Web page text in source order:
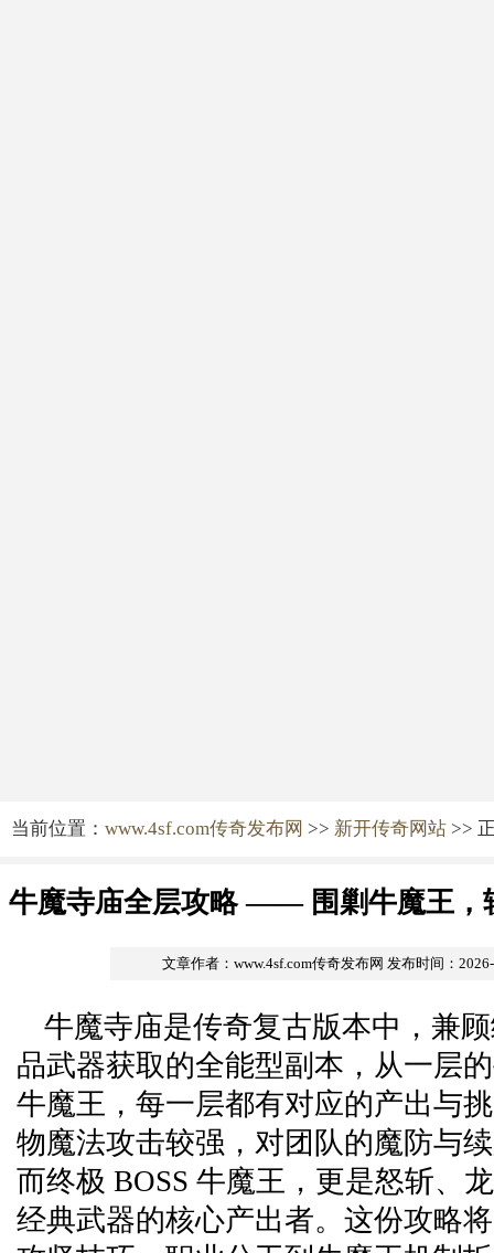
当前位置： www.4sf.com传奇发布网 >> 新开传奇网站 >>
牛魔寺庙全层攻略 —— 围剿牛魔王，
文章作者：www.4sf.com传奇发布网 发布时间：
牛魔寺庙是传奇复古版本中，兼
品武器获取的全能型副本，从一层
牛魔王，每一层都有对应的产出与
物魔法攻击较强，对团队的魔防与
而终极 BOSS 牛魔王，更是怒斩、
经典武器的核心产出者。这份攻略